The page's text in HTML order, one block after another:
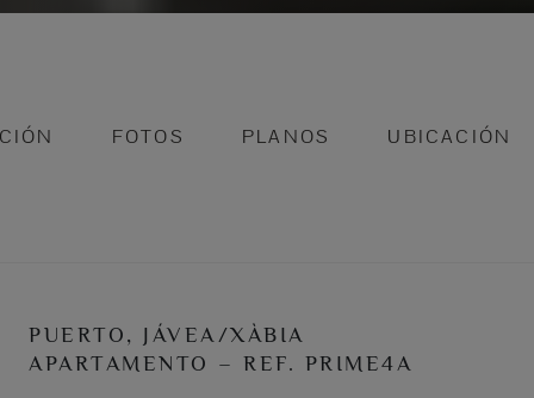
FOTOS PLANOS UBICACIÓN
PUERTO, JÁVEA/XÀBIA
APARTAMENTO – REF. PRIME4A